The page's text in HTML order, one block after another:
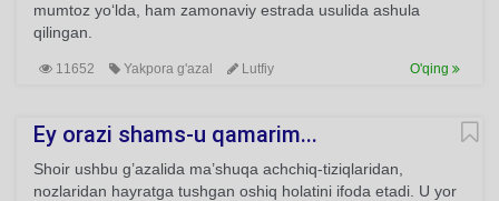
mumtoz yo‘lda, ham zamonaviy estrada usulida ashula
qilingan.
11652 Yakpora g'azal Lutfiy O'qing
Ey orazi shams-u qamarim...
Shoir ushbu g’azalida ma’shuqa achchiq-tiziqlaridan,
nozlaridan hayratga tushgan oshiq holatini ifoda etadi. U yor